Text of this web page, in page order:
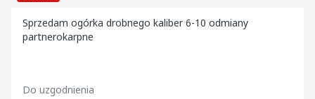
Sprzedam ogórka drobnego kaliber 6-10 odmiany
partnerokarpne
Do uzgodnienia